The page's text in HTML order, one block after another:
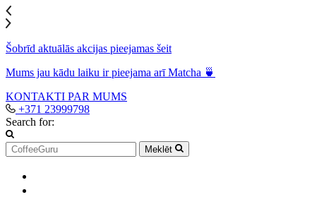
Šobrīd aktuālās akcijas pieejamas šeit
Mums jau kādu laiku ir pieejama arī Matcha 🍵
KONTAKTI PAR MUMS
+371 23999798
Search for:
Meklēt